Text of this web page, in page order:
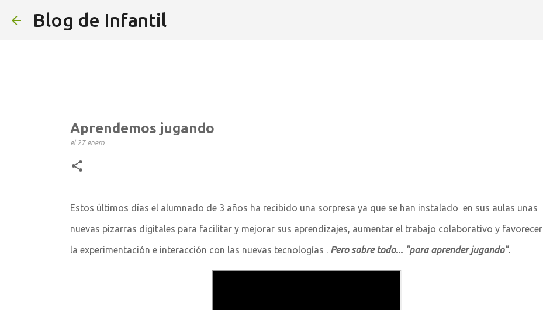
Blog de Infantil
Aprendemos jugando
el 27 enero
Estos últimos días el alumnado de 3 años ha recibido una sorpresa ya que se han instalado en sus aulas unas
nuevas pizarras digitales para facilitar y mejorar sus aprendizajes, aumentar el trabajo colaborativo y favorecer
la experimentación e interacción con las nuevas tecnologías . Pero sobre todo... "para aprender jugando".